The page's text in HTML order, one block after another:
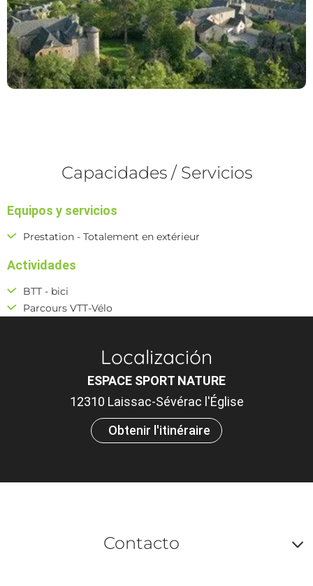
Capacidades / Servicios
Equipos y servicios
Prestation - Totalement en extérieur
Actividades
BTT - bici
Parcours VTT-Vélo
Localización
ESPACE SPORT NATURE
12310 Laissac-Sévérac l'Église
Obtenir l'itinéraire
Contacto